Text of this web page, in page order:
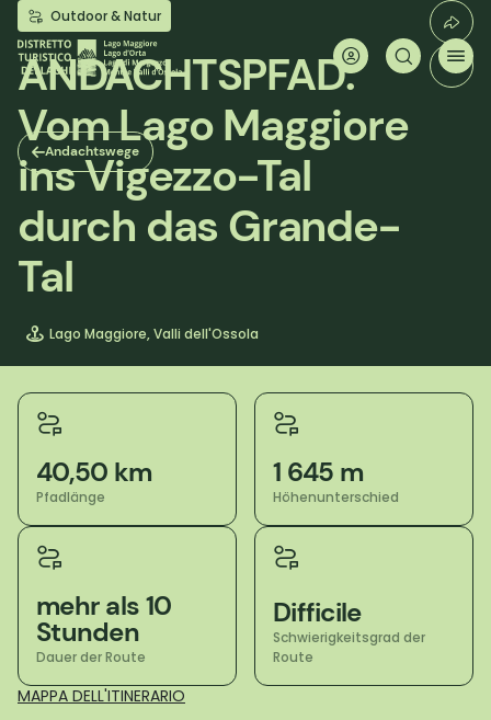
Direkt
zum
Inhalt
Andachtswege
Outdoor & Natur
ANDACHTSPFAD:
Vom Lago Maggiore
ins Vigezzo-Tal
durch das Grande-
Tal
Lago Maggiore, Valli dell'Ossola
40,50 km
Pfadlänge
1 645 m
Höhenunterschied
mehr als 10
Stunden
Dauer der Route
Difficile
Schwierigkeitsgrad der
Route
MAPPA DELL'ITINERARIO